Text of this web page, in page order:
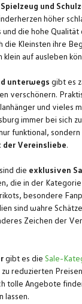
Spielzeug und
höher
und die hohe
die Kleinsten ihre
auf ausleben
unterwegs gibt es
verschönern.
und vieles
immer bei sich
funktional, sondern
Vereinsliebe.
die exklusiven
die in der Kategorie
besondere
sind wahre
Zeichen der
gibt es die Sale-
reduzierten
tolle Angebote
lassen.